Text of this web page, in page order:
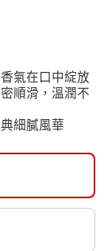
氣在口中綻放
順滑，溫潤不
細膩風華